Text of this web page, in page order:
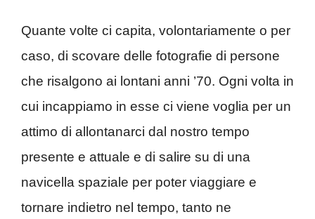
Quante volte ci capita, volontariamente o per
caso, di scovare delle fotografie di persone
che risalgono ai lontani anni ’70. Ogni volta in
cui incappiamo in esse ci viene voglia per un
attimo di allontanarci dal nostro tempo
presente e attuale e di salire su di una
navicella spaziale per poter viaggiare e
tornare indietro nel tempo, tanto ne